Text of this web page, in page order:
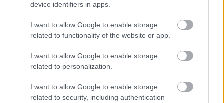
device identifiers in apps.
I want to allow Google to enable storage
related to functionality of the website or app.
I want to allow Google to enable storage
related to personalization.
I want to allow Google to enable storage
related to security, including authentication
de o linie a decolteului in forma de inima.